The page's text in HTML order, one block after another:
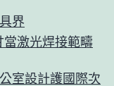
界
當激光焊接範疇
室設計護國際次